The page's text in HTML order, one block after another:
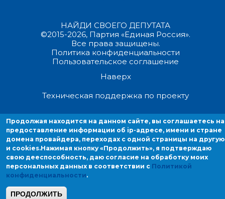
НАЙДИ СВОЕГО ДЕПУТАТА
©2015-2026, Партия «Единая Россия».
Все права защищены.
Политика конфиденциальности
Пользовательское соглашение
Наверх
Техническая поддержка по проекту
Продолжая находиться на данном сайте, вы соглашаетесь на
предоставление информации об ip-адресе, имени и стране домена
провайдера, переходах с одной страницы на другую и cookies.
Продолжая находится на данном сайте, вы соглашаетесь на
предоставление информации об ip-адресе, имени и стране
домена провайдера, переходах с одной страницы на другую
и cookies.Нажимая кнопку «Продолжить», я подтверждаю
свою дееспособность, даю согласие на обработку моих
персональных данных в соответствии с Политикой
конфиденциальности.
ПРОДОЛЖИТЬ